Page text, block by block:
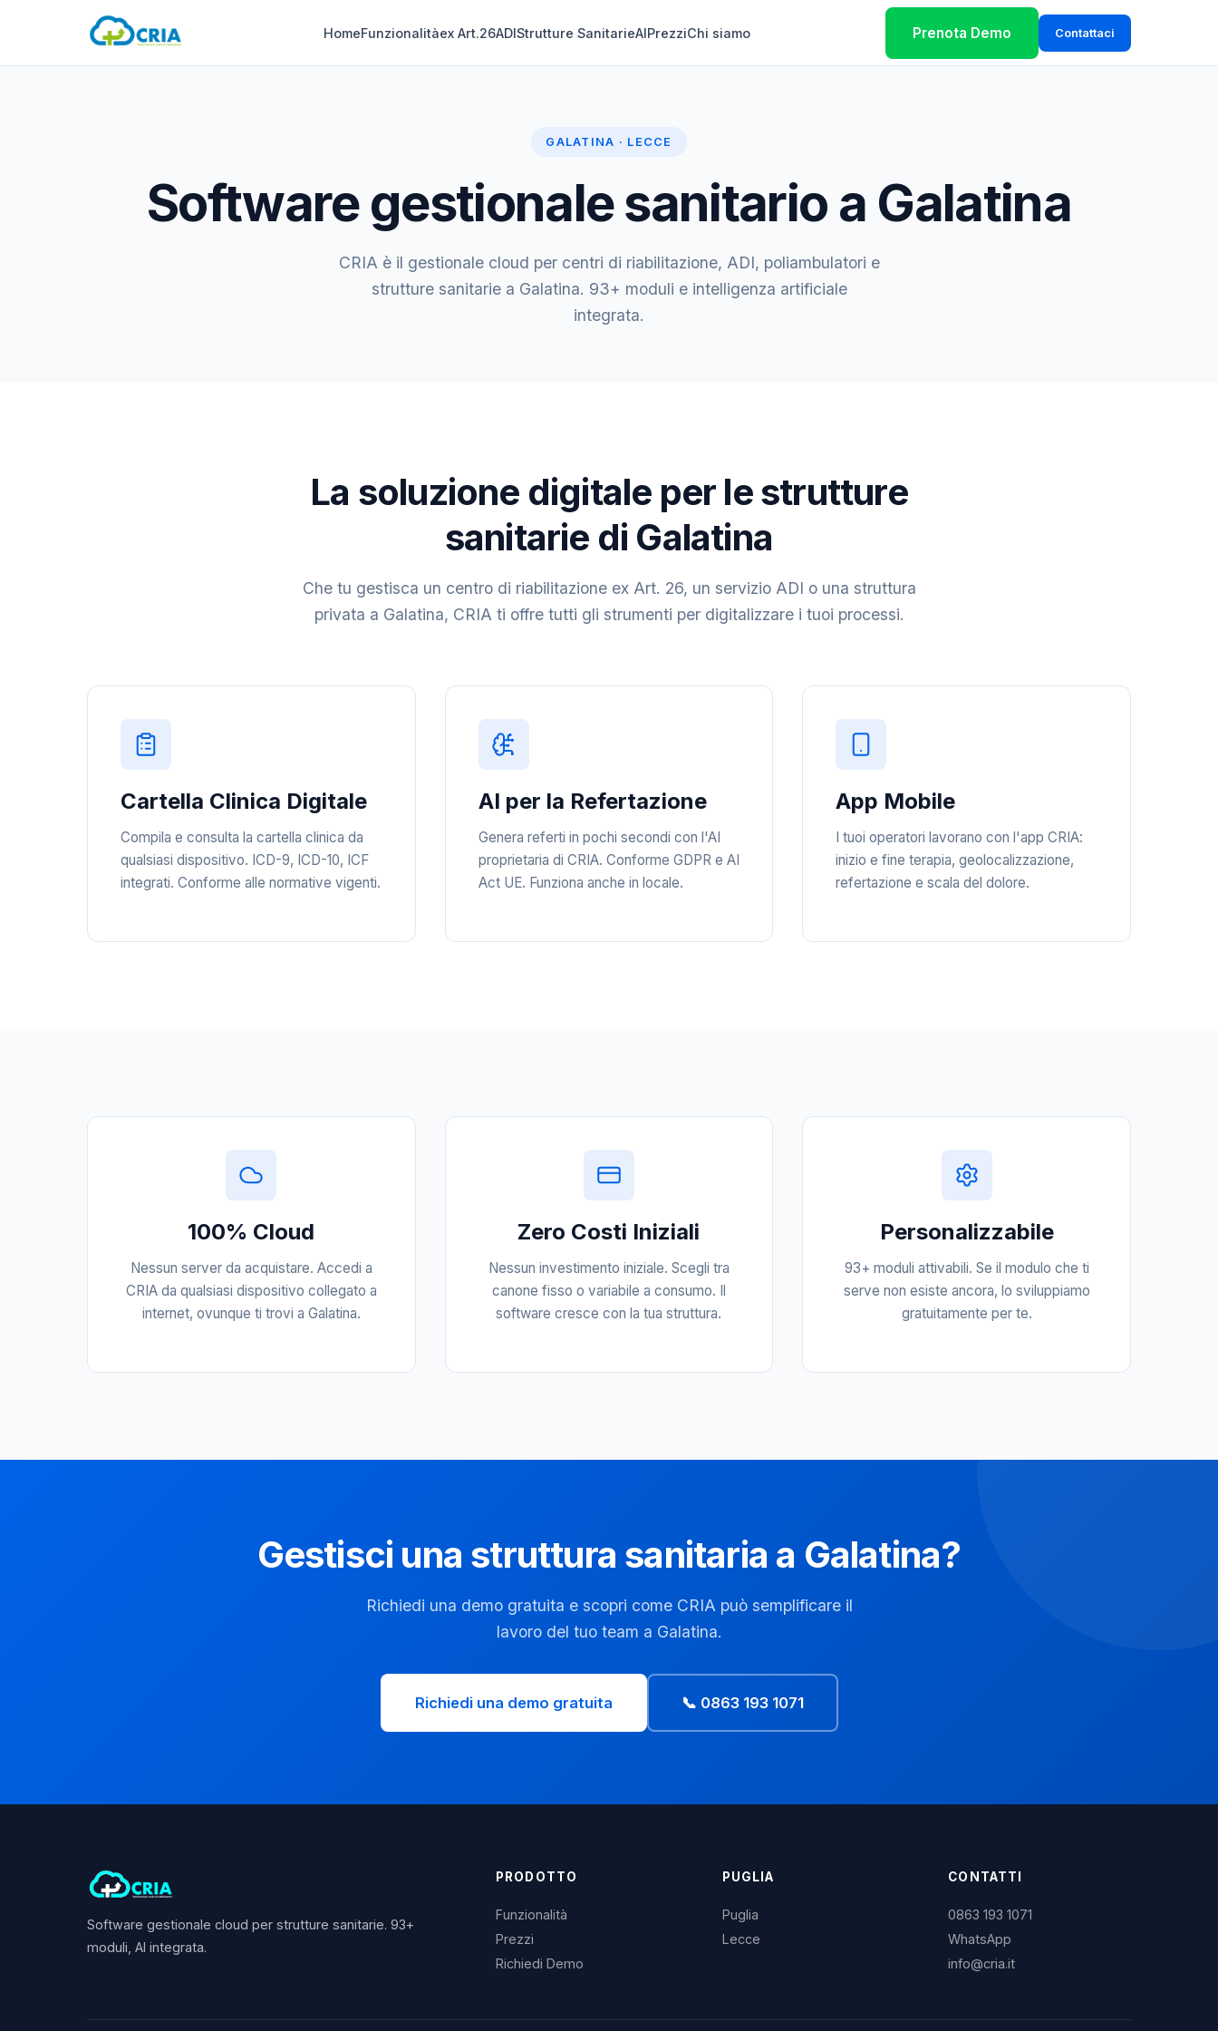
HomeFunzionalitàex Art.26ADIStrutture SanitarieAIPrezziChi siamo Prenota Demo Contattaci
GALATINA · LECCE
Software gestionale sanitario a Galatina
CRIA è il gestionale cloud per centri di riabilitazione, ADI, poliambulatori e
strutture sanitarie a Galatina. 93+ moduli e intelligenza artificiale
integrata.
La soluzione digitale per le strutture
sanitarie di Galatina
Che tu gestisca un centro di riabilitazione ex Art. 26, un servizio ADI o una struttura
privata a Galatina, CRIA ti offre tutti gli strumenti per digitalizzare i tuoi processi.
Cartella Clinica Digitale
Compila e consulta la cartella clinica da
qualsiasi dispositivo. ICD-9, ICD-10, ICF
integrati. Conforme alle normative vigenti.
AI per la Refertazione
Genera referti in pochi secondi con l'AI
proprietaria di CRIA. Conforme GDPR e AI
Act UE. Funziona anche in locale.
App Mobile
I tuoi operatori lavorano con l'app CRIA:
inizio e fine terapia, geolocalizzazione,
refertazione e scala del dolore.
100% Cloud
Nessun server da acquistare. Accedi a
CRIA da qualsiasi dispositivo collegato a
internet, ovunque ti trovi a Galatina.
Zero Costi Iniziali
Nessun investimento iniziale. Scegli tra
canone fisso o variabile a consumo. Il
software cresce con la tua struttura.
Personalizzabile
93+ moduli attivabili. Se il modulo che ti
serve non esiste ancora, lo sviluppiamo
gratuitamente per te.
Gestisci una struttura sanitaria a Galatina?
Richiedi una demo gratuita e scopri come CRIA può semplificare il
lavoro del tuo team a Galatina.
Richiedi una demo gratuita 📞 0863 193 1071
Software gestionale cloud per strutture sanitarie. 93+
moduli, AI integrata.
PRODOTTO
Funzionalità
Prezzi
Richiedi Demo
PUGLIA
Puglia
Lecce
CONTATTI
0863 193 1071
WhatsApp
info@cria.it